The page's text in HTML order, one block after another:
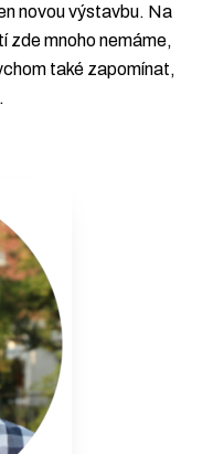
novou výstavbu. Na
zde mnoho nemáme,
také zapomínat,